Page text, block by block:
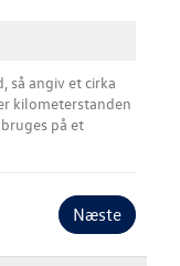
Volkswagen
Service 5+
så angiv et cirka
kilometerstanden
på et
Næste